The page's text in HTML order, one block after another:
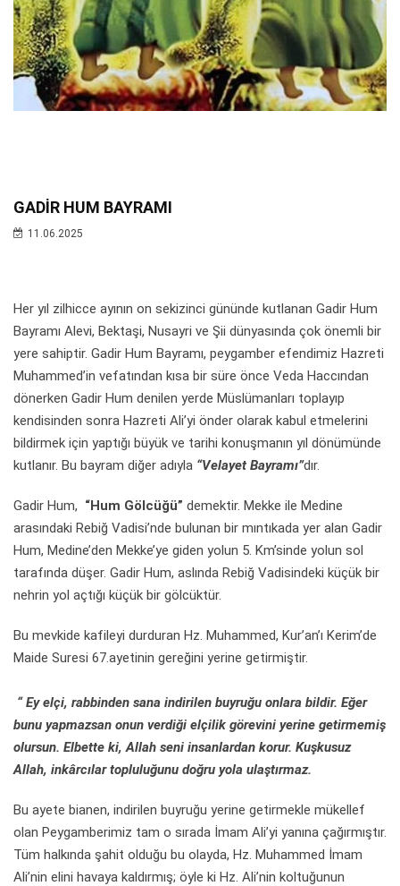
GADİR HUM BAYRAMI
11.06.2025
Her yıl zilhicce ayının on sekizinci gününde kutlanan Gadir Hum
Bayramı Alevi, Bektaşi, Nusayri ve Şii dünyasında çok önemli bir
yere sahiptir. Gadir Hum Bayramı, peygamber efendimiz Hazreti
Muhammed’in vefatından kısa bir süre önce Veda Haccından
dönerken Gadir Hum denilen yerde Müslümanları toplayıp
kendisinden sonra Hazreti Ali’yi önder olarak kabul etmelerini
bildirmek için yaptığı büyük ve tarihi konuşmanın yıl dönümünde
kutlanır. Bu bayram diğer adıyla “Velayet Bayramı”dır.
Gadir Hum, “Hum Gölcüğü” demektir. Mekke ile Medine
arasındaki Rebiğ Vadisi’nde bulunan bir mıntıkada yer alan Gadir
Hum, Medine’den Mekke’ye giden yolun 5. Km’sinde yolun sol
tarafında düşer. Gadir Hum, aslında Rebiğ Vadisindeki küçük bir
nehrin yol açtığı küçük bir gölcüktür.
Bu mevkide kafileyi durduran Hz. Muhammed, Kur’an’ı Kerim’de
Maide Suresi 67.ayetinin gereğini yerine getirmiştir.
“ Ey elçi, rabbinden sana indirilen buyruğu onlara bildir. Eğer
bunu yapmazsan onun verdiği elçilik görevini yerine getirmemiş
olursun. Elbette ki, Allah seni insanlardan korur. Kuşkusuz
Allah, inkârcılar topluluğunu doğru yola ulaştırmaz.
Bu ayete bianen, indirilen buyruğu yerine getirmekle mükellef
olan Peygamberimiz tam o sırada İmam Ali’yi yanına çağırmıştır.
Tüm halkında şahit olduğu bu olayda, Hz. Muhammed İmam
Ali’nin elini havaya kaldırmış; öyle ki Hz. Ali’nin koltuğunun